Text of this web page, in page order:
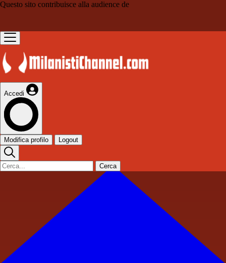
Questo sito contribuisce alla audience de
Accedi
Modifica profilo Logout
Cerca